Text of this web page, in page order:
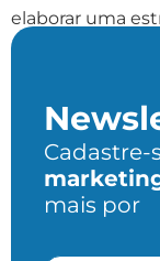
elaborar uma
para atrair novos
Cadastre-
mais por